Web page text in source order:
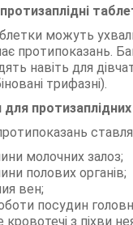
можуть
протипоказань.
навіть для дівчат
трифазні).
молочних залоз;
полових органів;
вен;
посудин
з піхви